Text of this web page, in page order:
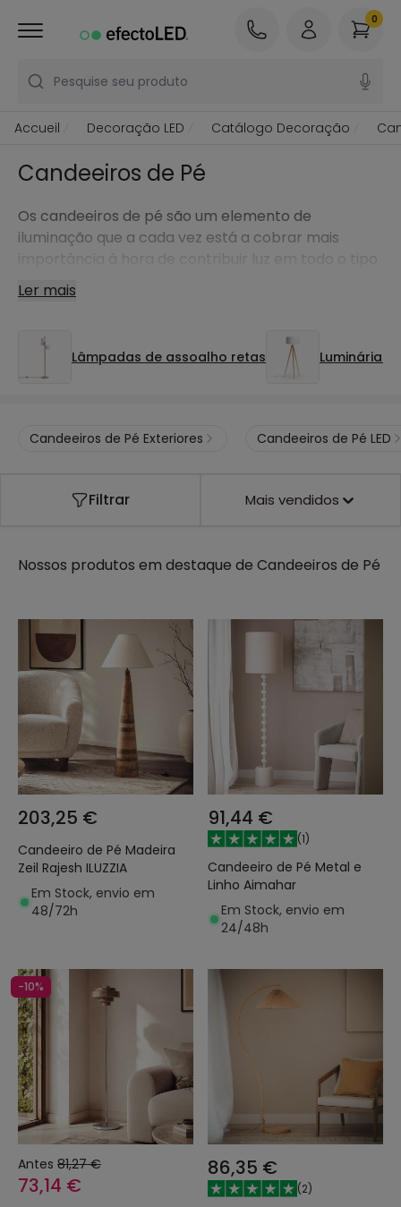
Pesquise seu produto
0
Accueil Decoração LED Catálogo Decoração
Candeeiros de Pé
Os candeeiros de pé são um elemento de
iluminação que a cada vez está a cobrar mais
importância à hora de contribuir luz em todo o tipo
de espaços.
Ler mais
Lâmpadas de assoalho retas Luminárias
Candeeiros de Pé Exteriores Candeeiros de Pé LED
Filtrar Mais vendidos
Nossos produtos em destaque de Candeeiros de Pé
203,25 €
Candeeiro de Pé Madeira
Zeil Rajesh ILUZZIA
Em Stock, envio em
48/72h
91,44 €
(1)
Candeeiro de Pé Metal e
Linho Aimahar
Em Stock, envio em
24/48h
-10%
Antes 81,27 €
73,14 €
86,35 €
(2)